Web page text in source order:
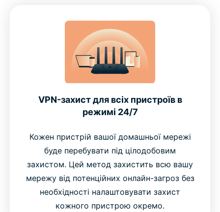
VPN-захист для всіх пристроїв в
режимі 24/7
Кожен пристрій вашої домашньої мережі
буде перебувати під цілодобовим
захистом. Цей метод захистить всю вашу
мережу від потенційних онлайн-загроз без
необхідності налаштовувати захист
кожного пристрою окремо.